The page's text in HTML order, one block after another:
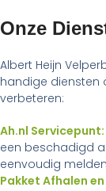
Onze
Albert Heijn
handige diensten
verbeteren:
Ah.nl Servicepunt:
een beschadigd
eenvoudig
Pakket Afhalen